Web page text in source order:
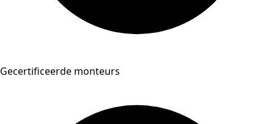
Gecertificeerde monteurs